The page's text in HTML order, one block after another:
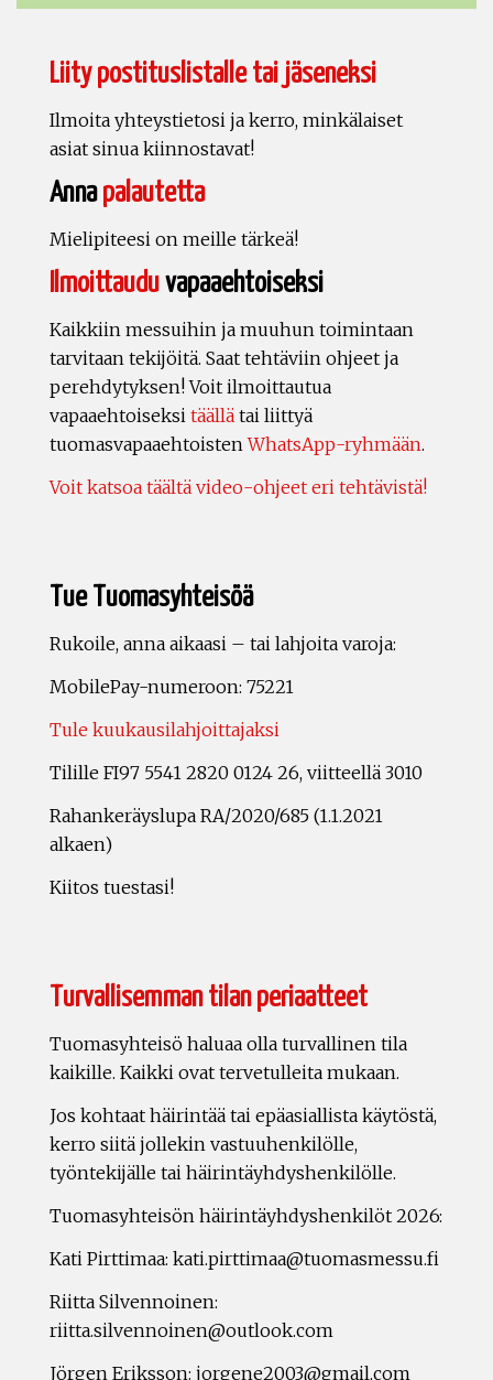
Liity postituslistalle tai jäseneksi
Ilmoita yhteystietosi ja kerro, minkälaiset
asiat sinua kiinnostavat!
Annapalautetta
Mielipiteesi on meille tärkeä!
Ilmoittauduvapaaehtoiseksi
Kaikkiin messuihin ja muuhun toimintaan
tarvitaan tekijöitä. Saat tehtäviin ohjeet ja
perehdytyksen! Voit ilmoittautua
vapaaehtoiseksi täällä tai liittyä
tuomasvapaaehtoistenWhatsApp-ryhmään.
Voit katsoa täältä video-ohjeet eri tehtävistä!
Tue Tuomasyhteisöä
Rukoile, anna aikaasi – tai lahjoita varoja:
MobilePay-numeroon: 75221
Tule kuukausilahjoittajaksi
Tilille FI97 5541 2820 0124 26, viitteellä 3010
Rahankeräyslupa RA/2020/685 (1.1.2021
alkaen)
Kiitos tuestasi!
Turvallisemman tilan periaatteet
Tuomasyhteisö haluaa olla turvallinen tila
kaikille. Kaikki ovat tervetulleita mukaan.
Jos kohtaat häirintää tai epäasiallista käytöstä,
kerro siitä jollekin vastuuhenkilölle,
työntekijälle tai häirintäyhdyshenkilölle.
Tuomasyhteisön häirintäyhdyshenkilöt 2026:
Kati Pirttimaa: kati.pirttimaa@tuomasmessu.fi
Riitta Silvennoinen:
riitta.silvennoinen@outlook.com
Jörgen Eriksson: jorgene2003@gmail.com